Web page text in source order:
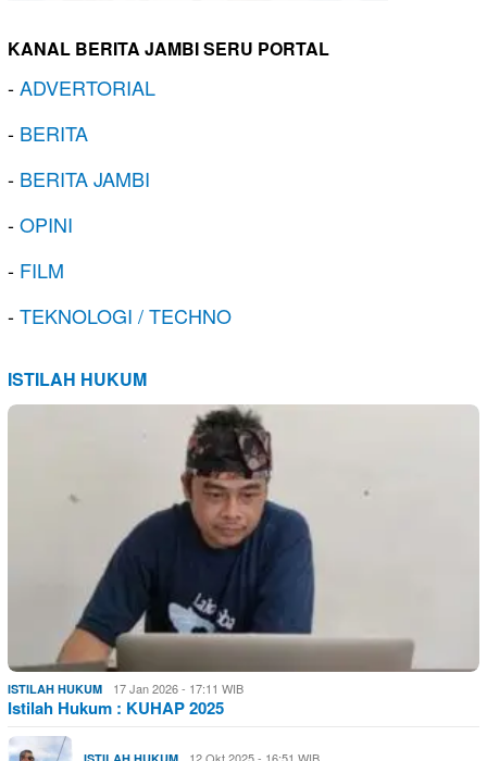
KANAL BERITA JAMBI SERU PORTAL
-ADVERTORIAL
- BERITA
- BERITA JAMBI
-OPINI
- FILM
-TEKNOLOGI / TECHNO
ISTILAH HUKUM
ISTILAH HUKUM 17 Jan 2026 - 17:11 WIB
Istilah Hukum : KUHAP 2025
12 Okt 2025 - 16:51 WIB